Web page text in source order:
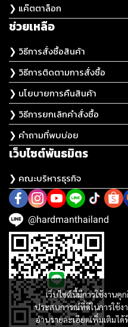
เว็บไซต์นี้มีการใช้งาน
ประสบการณ์ที่ดีในการใช้ง
อ่านรายละเอียดเพิ่มเติมได้
❯ แค๊ตตาล็อก
ช่วยเหลือ
❯ วิธีการสั่งซื้อสินค้า
❯ วิธีการติดตามการสั่งซื้อ
❯ นโยบายการคืนสินค้า
❯ วิธีการยกเลิกคำสั่งซื้อ
❯ คำถามที่พบบ่อย
เว็บไซต์พันธมิตร
❯ คณะบริหารธุรกิจ
@hardmanthailand